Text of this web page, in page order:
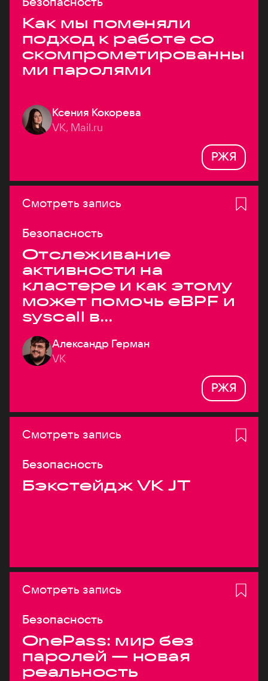
Как мы поменяли
подход к работе со
скомпрометированны
ми паролями
Ксения Кокорева
VK, Mail.ru
РЖЯ
Смотреть запись
Безопасность
Отслеживание
активности на
кластере и как этому
может помочь eBPF и
syscall в
высоконагруженных
системах
Александр Герман
VK
РЖЯ
Смотреть запись
Безопасность
Бэкстейдж VK JT
Смотреть запись
Безопасность
OnePass: мир без
паролей — новая
реальность